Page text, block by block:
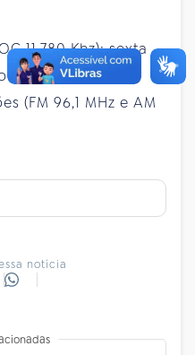
11.780 Khz): sexta
às 9h45.
(FM 96,1 MHz e AM
notícia